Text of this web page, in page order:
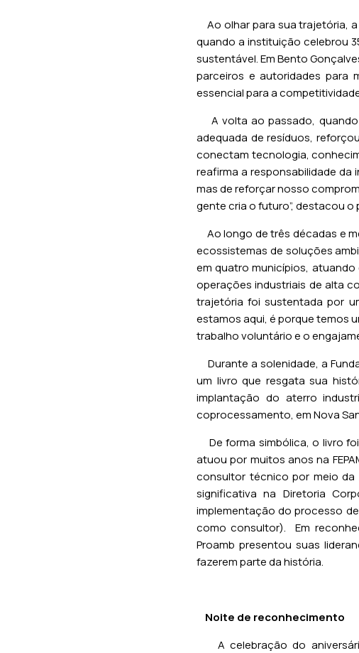
Ao olhar para sua trajetória, a
quando a instituição celebrou
sustentável. Em Bento
parceiros e autoridades para
essencial para a
A volta ao passado, quando
adequada de resíduos,
conectam tecnologia,
reafirma a responsabilidade
mas de reforçar nosso
gente cria o futuro”, destacou o
Ao longo de três décadas e
ecossistemas de soluções
em quatro municípios,
operações industriais de alta
trajetória foi sustentada por
estamos aqui, é porque temos
trabalho voluntário e o
Durante a solenidade, a
um livro que resgata sua
implantação do aterro
coprocessamento, em Nova
De forma simbólica, o livro
atuou por muitos anos na
consultor técnico por meio da
significativa na Diretoria
implementação do processo
como consultor). Em
Proamb presentou suas
fazerem parte da história.
Noite de reconhecimento
A celebração do